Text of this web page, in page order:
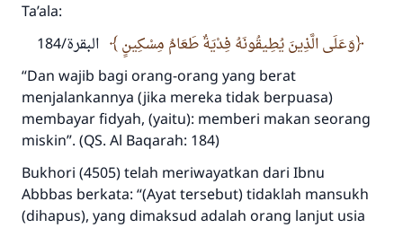
Ta’ala:
وَعَلَى الَّذِينَ يُطِيقُونَهُ فِدْيَةٌ طَعَامُ مِسْكِينٍ
البقرة/184
“Dan wajib bagi orang-orang yang berat
menjalankannya (jika mereka tidak berpuasa)
membayar fidyah, (yaitu): memberi makan seorang
miskin”. (QS. Al Baqarah: 184)
Bukhori (4505) telah meriwayatkan dari Ibnu
Abbbas berkata: “(Ayat tersebut) tidaklah mansukh
(dihapus), yang dimaksud adalah orang lanjut usia